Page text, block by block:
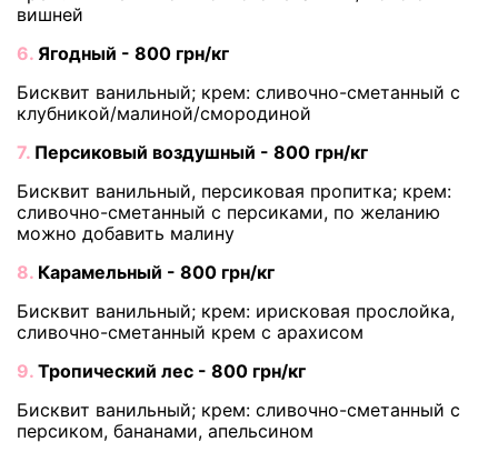
вишней
6. Ягодный - 800 грн/кг
Бисквит ванильный; крем: сливочно-сметанный с
клубникой/малиной/смородиной
7. Персиковый воздушный - 800 грн/кг
Бисквит ванильный, персиковая пропитка; крем:
сливочно-сметанный с персиками, по желанию
можно добавить малину
8. Карамельный - 800 грн/кг
Бисквит ванильный; крем: ирисковая прослойка,
сливочно-сметанный крем с арахисом
9. Тропический лес - 800 грн/кг
Бисквит ванильный; крем: сливочно-сметанный с
персиком, бананами, апельсином